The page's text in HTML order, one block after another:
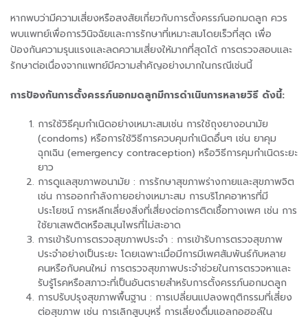
หากพบว่ามีความเสี่ยงหรือสงสัยเกี่ยวกับการตั้งครรภ์นอกมดลูก ควร
พบแพทย์เพื่อการวินิจฉัยและการรักษาที่เหมาะสมโดยเร็วที่สุด เพื่อ
ป้องกันความรุนแรงและลดความเสี่ยงให้มากที่สุดได้ การตรวจสอบและ
รักษาต่อเนื่องจากแพทย์มีความสำคัญอย่างมากในกรณีเช่นนี้
การป้องกันการตั้งครรภ์นอกมดลูกมีการดำเนินการหลายวิธี ดังนี้:
การใช้วิธีคุมกำเนิดอย่างเหมาะสมเช่น การใช้ถุงยางอนามัย
(condoms) หรือการใช้วิธีการควบคุมกำเนิดอื่นๆ เช่น ยาคุม
ฉุกเฉิน (emergency contraception) หรือวิธีการคุมกำเนิดระยะ
ยาว
การดูแลสุขภาพอนามัย : การรักษาสุขภาพร่างกายและสุขภาพจิต
เช่น การออกกำลังกายอย่างเหมาะสม การบริโภคอาหารที่มี
ประโยชน์ การหลีกเลี่ยงสิ่งที่เสี่ยงต่อการติดเชื้อทางเพศ เช่น การ
ใช้ยาเสพติดหรือสมุนไพรที่ไม่สะอาด
การเข้ารับการตรวจสุขภาพประจำ : การเข้ารับการตรวจสุขภาพ
ประจำอย่างเป็นระยะ โดยเฉพาะเมื่อมีการมีเพศสัมพันธ์กับหลาย
คนหรือกับคนใหม่ การตรวจสุขภาพประจำช่วยในการตรวจหาและ
รับรู้โรคหรือสภาวะที่เป็นอันตรายสำหรับการตั้งครรภ์นอกมดลูก
การปรับปรุงสุขภาพพื้นฐาน : การเปลี่ยนแปลงพฤติกรรมที่เสี่ยง
ต่อสุขภาพ เช่น การเลิกสูบบุหรี่ การเลี่ยงดื่มแอลกอฮอล์ใน